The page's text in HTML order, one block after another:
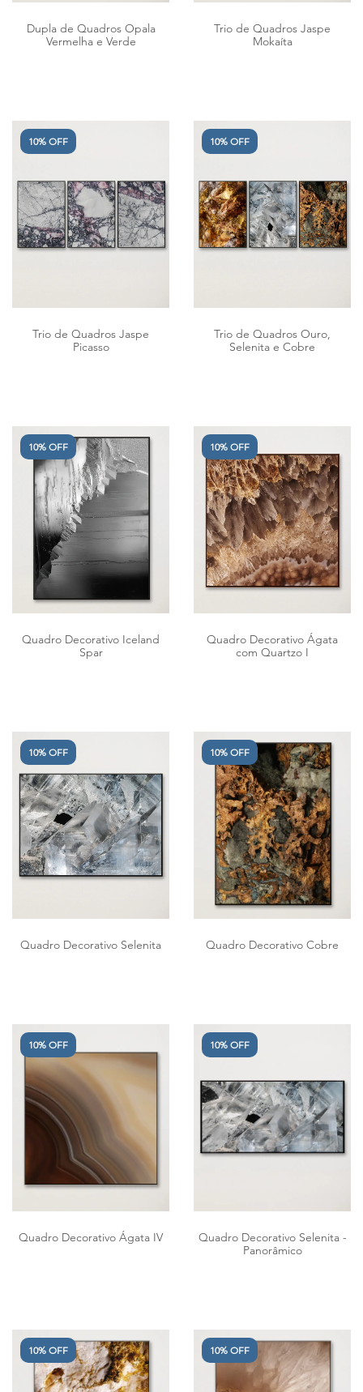
Dupla de Quadros Opala
Vermelha e Verde
Trio de Quadros Jaspe
Mokaíta
10% OFF
Trio de Quadros Jaspe
Picasso
10% OFF
Trio de Quadros Ouro,
Selenita e Cobre
10% OFF
Quadro Decorativo Iceland
Spar
10% OFF
Quadro Decorativo Ágata
com Quartzo I
10% OFF
Quadro Decorativo Selenita
10% OFF
Quadro Decorativo Cobre
10% OFF
Quadro Decorativo Ágata IV
10% OFF
Quadro Decorativo Selenita -
Panorâmico
10% OFF 10% OFF